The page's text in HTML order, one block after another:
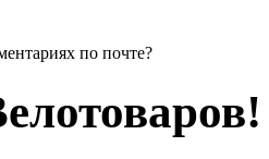
по почте?